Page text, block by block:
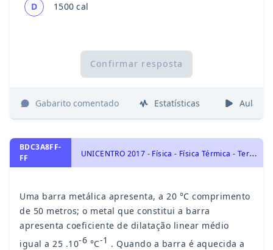
D 1500 cal
Confirmar resposta
Gabarito comentado Estatísticas Aulas
BDC3A8FF-
FF
U
NICENTRO 2017 - Física - Física Térmica - Termologia, Dilatações
Uma barra metálica apresenta, a 20 °C comprimento
de 50 metros; o metal que constitui a barra
apresenta coeficiente de dilatação linear médio
igual a 25 .10-6 °C-1 . Quando a barra é aquecida a